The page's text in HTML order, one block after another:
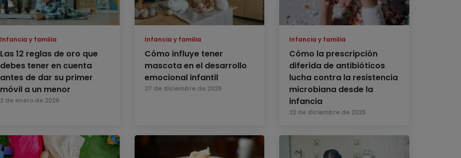
Infancia y familia
Las 12 reglas de oro que
debes tener en cuenta
antes de dar su primer
móvil a un menor
2 de enero de 2026
Infancia y familia
Cómo influye tener
mascota en el desarrollo
emocional infantil
27 de diciembre de 2025
Infancia y familia
Cómo la prescripción
diferida de antibióticos
lucha contra la resistencia
microbiana desde la
infancia
22 de diciembre de 2025